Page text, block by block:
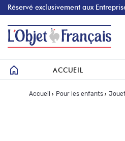
Réservé exclusivement aux
ACCUEIL
Accueil › Pour les enfants ›